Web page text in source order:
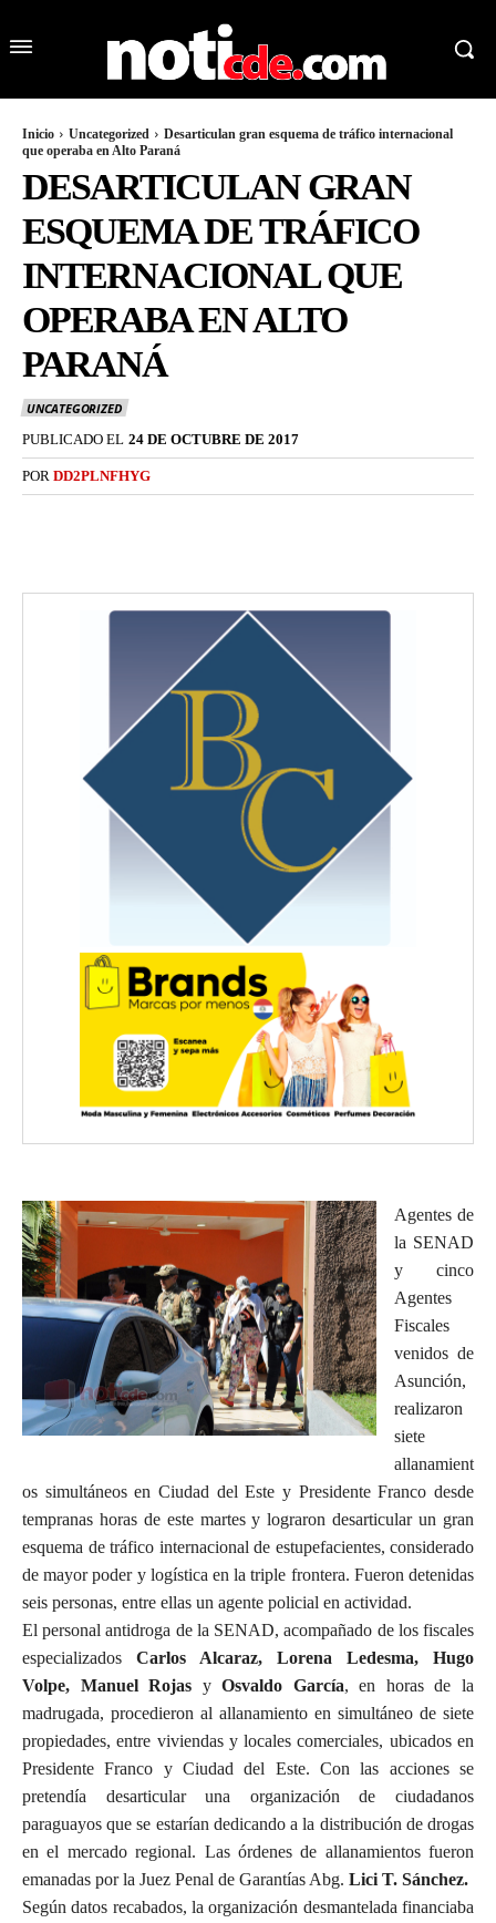
Inicio Uncategorized
Desarticulan gran esquema de tráfico internacional
que operaba en Alto Paraná
DESARTICULAN GRAN
ESQUEMA DE TRÁFICO
INTERNACIONAL QUE
OPERABA EN ALTO
PARANÁ
UNCATEGORIZED
PUBLICADO EL 24 DE OCTUBRE DE 2017
POR DD2PLNFHYG
Agentes de
la SENAD
y cinco
Agentes
Fiscales
venidos de
Asunción,
realizaron
siete
allanamient
os simultáneos en Ciudad del Este y Presidente Franco desde
tempranas horas de este martes y lograron desarticular un gran
esquema de tráfico internacional de estupefacientes, considerado
de mayor poder y logística en la triple frontera. Fueron detenidas
seis personas, entre ellas un agente policial en actividad.
El personal antidroga de la SENAD, acompañado de los fiscales
especializados Carlos Alcaraz, Lorena Ledesma, Hugo
Volpe, Manuel Rojas yOsvaldo García, en horas de la
madrugada, procedieron al allanamiento en simultáneo de siete
propiedades, entre viviendas y locales comerciales, ubicados en
Presidente Franco y Ciudad del Este. Con las acciones se
pretendía desarticular una organización de ciudadanos
paraguayos que se estarían dedicando a la distribución de drogas
en el mercado regional. Las órdenes de allanamientos fueron
emanadas por la Juez Penal de Garantías Abg. Lici T. Sánchez.
Según datos recabados, la organización desmantelada financiaba